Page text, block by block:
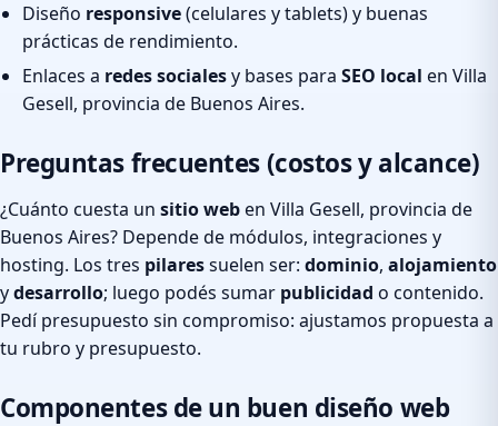
Diseño responsive(celulares y tablets) y buenas
prácticas de rendimiento.
Enlaces a redes socialesy bases para SEO local en Villa
Gesell, provincia de Buenos Aires.
Preguntas frecuentes (costos y alcance)
¿Cuánto cuesta un sitio weben Villa Gesell, provincia de
Buenos Aires? Depende de módulos, integraciones y
hosting. Los tres pilaressuelen ser: dominio, alojamiento
ydesarrollo; luego podés sumar publicidad o contenido.
Pedí presupuesto sin compromiso: ajustamos propuesta a
tu rubro y presupuesto.
Componentes de un buen diseño web